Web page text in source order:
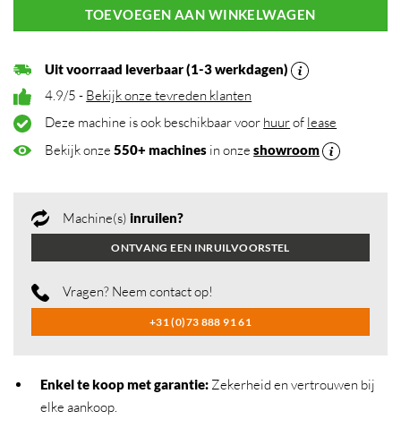
TOEVOEGEN AAN WINKELWAGEN
Uit voorraad leverbaar (1-3 werkdagen)
4.9/5 - Bekijk onze tevreden klanten
Deze machine is ook beschikbaar voor huurof lease
Bekijk onze550+ machines in onzeshowroom
Machine(s) inruilen?
ONTVANG EEN INRUILVOORSTEL
Vragen? Neem contact op!
+31 (0)73 888 91 61
Enkel te koop met garantie:Zekerheid en vertrouwen bij
elke aankoop.